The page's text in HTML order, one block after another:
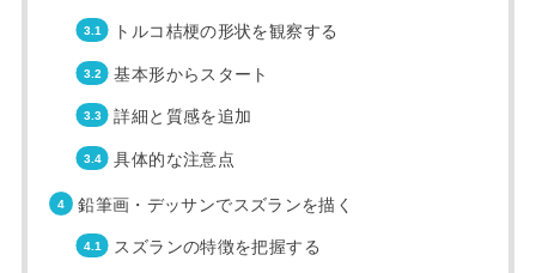
トルコ桔梗の形状を観察する
基本形からスタート
詳細と質感を追加
具体的な注意点
鉛筆画・デッサンでスズランを描く
スズランの特徴を把握する